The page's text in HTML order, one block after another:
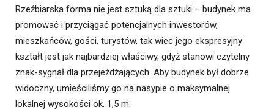
Rzeźbiarska forma nie jest sztuką dla sztuki – budynek ma
promować i przyciągać potencjalnych inwestorów,
mieszkańców, gości, turystów, tak wiec jego ekspresyjny
kształt jest jak najbardziej właściwy, gdyż stanowi czytelny
znak-sygnał dla przejeżdżających. Aby budynek był dobrze
widoczny, umieściliśmy go na nasypie o maksymalnej
lokalnej wysokości ok. 1,5 m.